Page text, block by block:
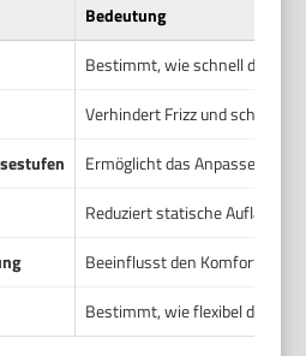
Bedeutung
Bestimmt, wie schnell die
Verhindert Frizz und schützt
Ermöglicht das Anpassen an
Reduziert statische Aufladung
Beeinflusst den Komfort bei
Bestimmt, wie flexibel du dich